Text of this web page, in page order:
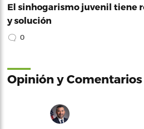
El sinhogarismo juvenil tiene
y solución
0
Opinión y Comentarios